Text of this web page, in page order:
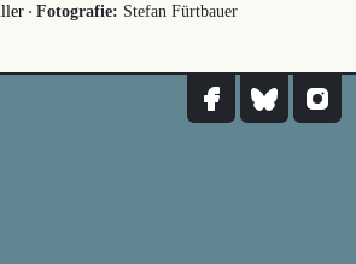
· Fotografie: Stefan Fürtbauer